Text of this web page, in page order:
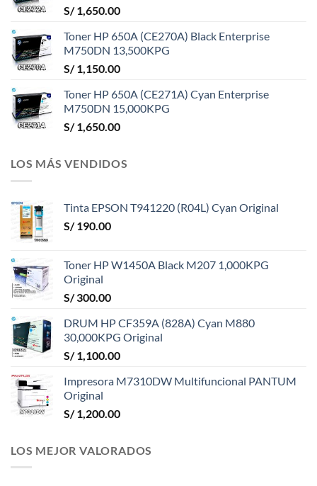
S/1,650.00
Toner HP 650A (CE270A) Black Enterprise
M750DN 13,500KPG
S/1,150.00
Toner HP 650A (CE271A) Cyan Enterprise
M750DN 15,000KPG
S/1,650.00
LOS MÁS VENDIDOS
Tinta EPSON T941220 (R04L) Cyan Original
S/190.00
Toner HP W1450A Black M207 1,000KPG
Original
S/300.00
DRUM HP CF359A (828A) Cyan M880
30,000KPG Original
S/1,100.00
Impresora M7310DW Multifuncional PANTUM
Original
S/1,200.00
LOS MEJOR VALORADOS